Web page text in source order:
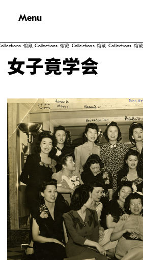
Menu
馆藏 Collections 馆藏 Collections 馆藏 Collections 馆藏
女子竟学会